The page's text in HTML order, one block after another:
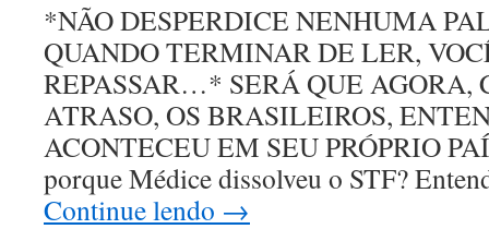
*NÃO DESPERDICE NENHUMA
QUANDO TERMINAR DE LER,
REPASSAR…* SERÁ QUE AGORA,
ATRASO, OS BRASILEIROS,
ACONTECEU EM SEU PRÓPRIO
porque Médice dissolveu o STF?
Continue lendo →